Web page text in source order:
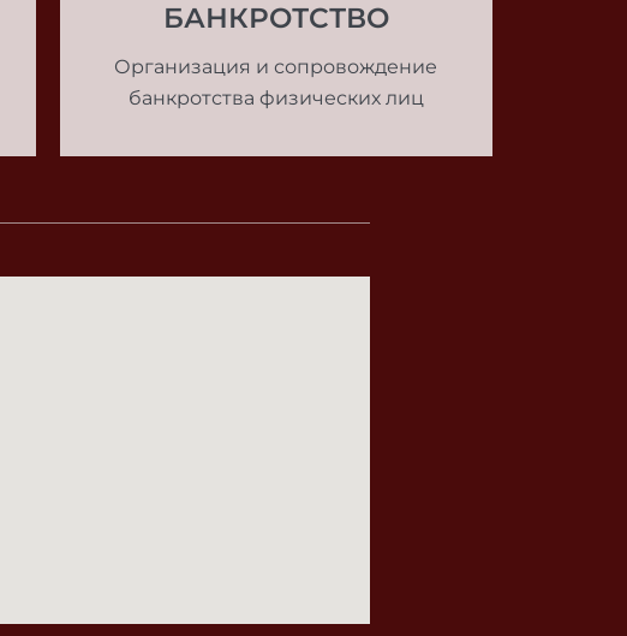
БАНКРОТСТВО
Организация и сопровождение
банкротства физических лиц